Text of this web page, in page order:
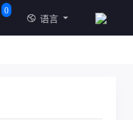
0
语言